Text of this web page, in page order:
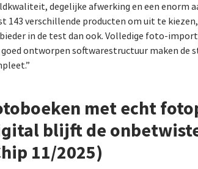
degelijke afwerking en een enorm
143 verschillende producten om uit te
in de test dan ook. Volledige foto-
goed ontworpen softwarestructuur maken de
met echt
blijft de
11/2025)